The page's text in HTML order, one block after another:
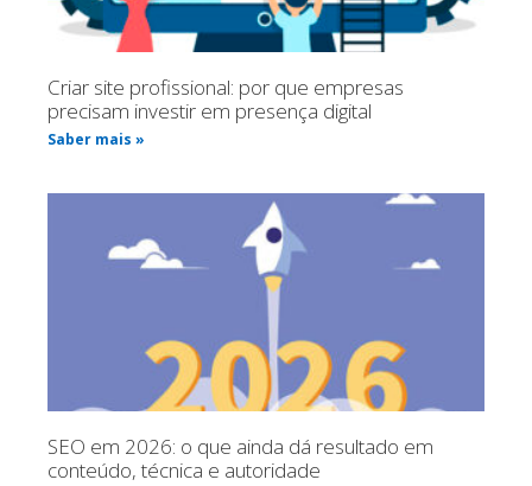
Criar site profissional: por que empresas
precisam investir em presença digital
Saber mais »
SEO em 2026: o que ainda dá resultado em
conteúdo, técnica e autoridade